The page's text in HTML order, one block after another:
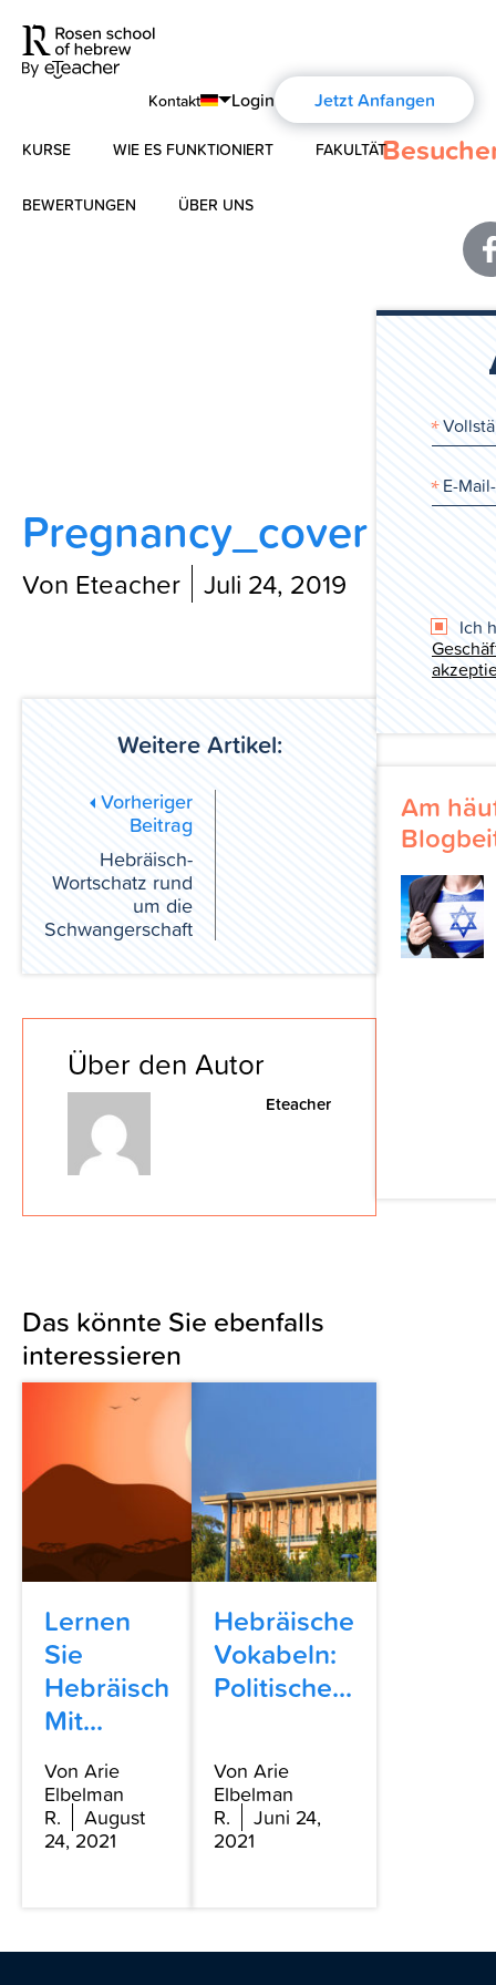
Kontakt
English
Português
Login Jetzt Anfangen
KURSE
Modernes Hebräisch
WIE ES FUNKTIONIERT FAKULTÄT
BEWERTUNGEN ÜBER UNS
Blog
Pregnancy_cover
Von Eteacher Juli 24, 2019
Weitere Artikel:
Vorheriger
Beitrag
Hebräisch-
Wortschatz rund
um die
Schwangerschaft
Über den Autor
Eteacher
Das könnte Sie ebenfalls
interessieren
Lernen
Sie
Hebräisch
Mit...
Von Arie
Elbelman
R.
August
24, 2021
Hebräische
Vokabeln:
Politische...
Von Arie
Elbelman
R.
Juni 24,
2021
Ich
Am